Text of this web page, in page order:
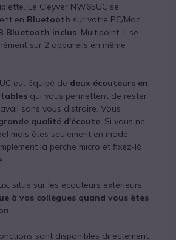
Le Cleyver NW65UC se
en Bluetooth sur votre PC/Mac
Bluetooth inclus. Multipoint, il se
sur 2 appareils en même
est équipé de deux écouteurs en
qui vous permettent de rester
sans vous distraire. Vous
qualité d'écoute. Si vous ne
mais êtes seulement en mode
la perche micro et fixez-là
situé sur les écouteurs extérieurs
à vos collègues quand vous êtes
.
sont disponibles directement